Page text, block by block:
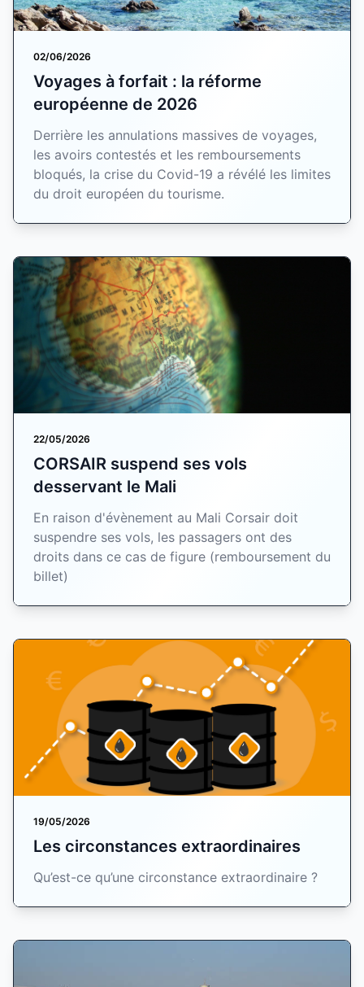
02/06/2026
Voyages à forfait : la réforme
européenne de 2026
Derrière les annulations massives de voyages,
les avoirs contestés et les remboursements
bloqués, la crise du Covid-19 a révélé les limites
du droit européen du tourisme.
22/05/2026
CORSAIR suspend ses vols
desservant le Mali
En raison d'évènement au Mali Corsair doit
suspendre ses vols, les passagers ont des
droits dans ce cas de figure (remboursement du
billet)
19/05/2026
Les circonstances extraordinaires
Qu’est-ce qu’une circonstance extraordinaire ?